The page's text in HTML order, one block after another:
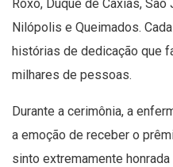
Roxo, Duque de Caxias,
Nilópolis e Queimados.
histórias de dedicação que
milhares de pessoas.
Durante a cerimônia, a
a emoção de receber o
sinto extremamente